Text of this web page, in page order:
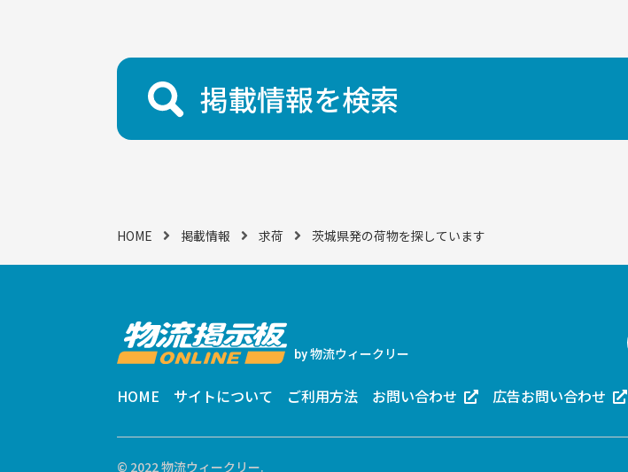
掲載情報を検索
HOME 掲載情報 求荷 茨城県発の荷物を探しています
by物流ウィークリー
HOME サイトについて ご利用方法 お問い合わせ 広告お問い合わせ
© 2022 物流ウィークリー.